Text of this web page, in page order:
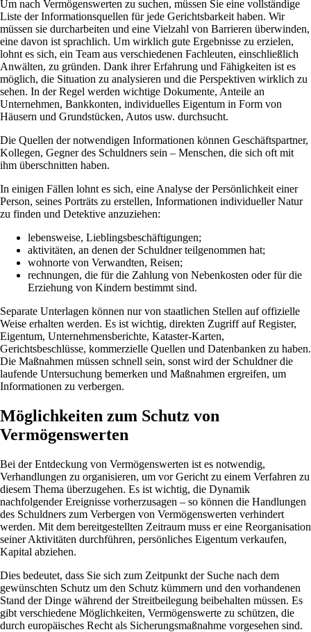
Um nach Vermögenswerten zu suchen, müssen Sie eine vollständige
Liste der Informationsquellen für jede Gerichtsbarkeit haben. Wir
müssen sie durcharbeiten und eine Vielzahl von Barrieren überwinden,
eine davon ist sprachlich. Um wirklich gute Ergebnisse zu erzielen,
lohnt es sich, ein Team aus verschiedenen Fachleuten, einschließlich
Anwälten, zu gründen. Dank ihrer Erfahrung und Fähigkeiten ist es
möglich, die Situation zu analysieren und die Perspektiven wirklich zu
sehen. In der Regel werden wichtige Dokumente, Anteile an
Unternehmen, Bankkonten, individuelles Eigentum in Form von
Häusern und Grundstücken, Autos usw. durchsucht.
Die Quellen der notwendigen Informationen können Geschäftspartner,
Kollegen, Gegner des Schuldners sein – Menschen, die sich oft mit
ihm überschnitten haben.
In einigen Fällen lohnt es sich, eine Analyse der Persönlichkeit einer
Person, seines Porträts zu erstellen, Informationen individueller Natur
zu finden und Detektive anzuziehen:
lebensweise, Lieblingsbeschäftigungen;
aktivitäten, an denen der Schuldner teilgenommen hat;
wohnorte von Verwandten, Reisen;
rechnungen, die für die Zahlung von Nebenkosten oder für die
Erziehung von Kindern bestimmt sind.
Separate Unterlagen können nur von staatlichen Stellen auf offizielle
Weise erhalten werden. Es ist wichtig, direkten Zugriff auf Register,
Eigentum, Unternehmensberichte, Kataster-Karten,
Gerichtsbeschlüsse, kommerzielle Quellen und Datenbanken zu haben.
Die Maßnahmen müssen schnell sein, sonst wird der Schuldner die
laufende Untersuchung bemerken und Maßnahmen ergreifen, um
Informationen zu verbergen.
Möglichkeiten zum Schutz von
Vermögenswerten
Bei der Entdeckung von Vermögenswerten ist es notwendig,
Verhandlungen zu organisieren, um vor Gericht zu einem Verfahren zu
diesem Thema überzugehen. Es ist wichtig, die Dynamik
nachfolgender Ereignisse vorherzusagen – so können die Handlungen
des Schuldners zum Verbergen von Vermögenswerten verhindert
werden. Mit dem bereitgestellten Zeitraum muss er eine Reorganisation
seiner Aktivitäten durchführen, persönliches Eigentum verkaufen,
Kapital abziehen.
Dies bedeutet, dass Sie sich zum Zeitpunkt der Suche nach dem
gewünschten Schutz um den Schutz kümmern und den vorhandenen
Stand der Dinge während der Streitbeilegung beibehalten müssen. Es
gibt verschiedene Möglichkeiten, Vermögenswerte zu schützen, die
durch europäisches Recht als Sicherungsmaßnahme vorgesehen sind.